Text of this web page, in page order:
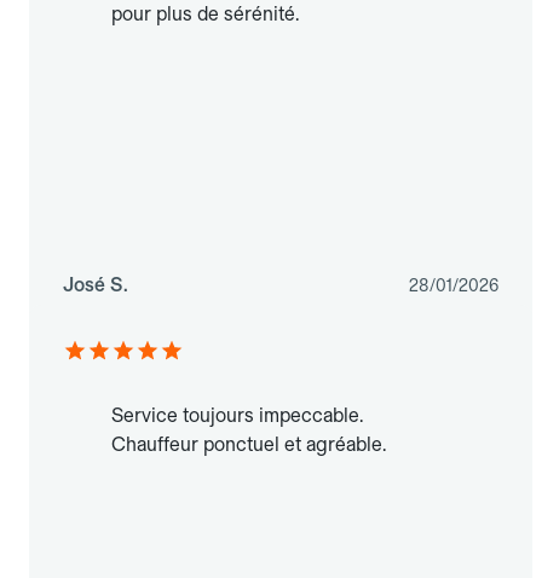
pour plus de sérénité.
José S. 28/01/2026
Service toujours impeccable.
Chauffeur ponctuel et agréable.